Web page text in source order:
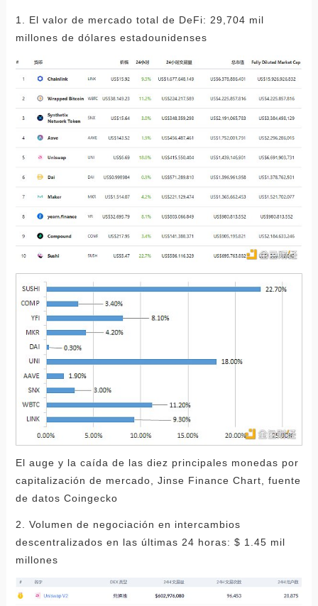
1. El valor de mercado total de DeFi: 29,704 mil
millones de dólares estadounidenses
El auge y la caída de las diez principales monedas por
capitalización de mercado, Jinse Finance Chart, fuente
de datos Coingecko
2. Volumen de negociación en intercambios
descentralizados en las últimas 24 horas: $ 1.45 mil
millones